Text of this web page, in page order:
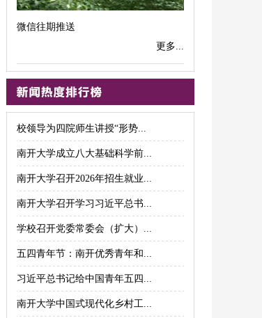
微信往期推送
更多...
校领导为四院师生讲授“形势...
南开大学成立八大基础科学前...
南开大学召开2026年招生就业...
南开大学召开学习习近平总书...
学校召开党委常委会（扩大）...
五四青年节：南开优秀青年和...
习近平总书记给中国青年五四...
南开大学中国式现代化乡村工...